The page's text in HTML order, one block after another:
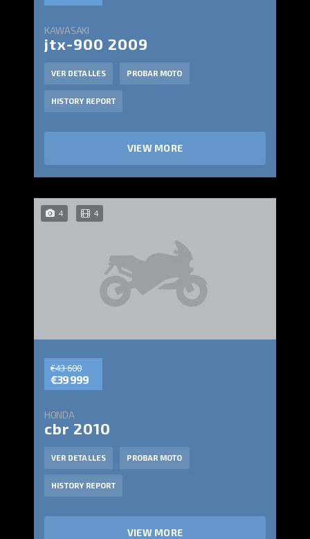
KAWASAKI
jtx-900 2009
VER DETALLES PROBAR MOTO
HISTORY REPORT
VIEW MORE
4 4
€43 600
€39 999
HONDA
cbr 2010
VER DETALLES PROBAR MOTO
HISTORY REPORT
VIEW MORE